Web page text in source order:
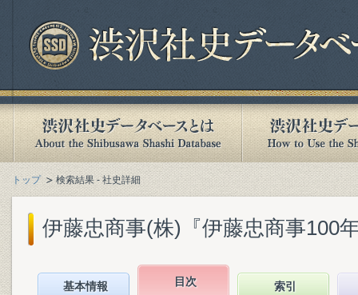
トップ 検索結果 - 社史詳細
伊藤忠商事(株)『伊藤忠商事100
基本情報 目次 索引